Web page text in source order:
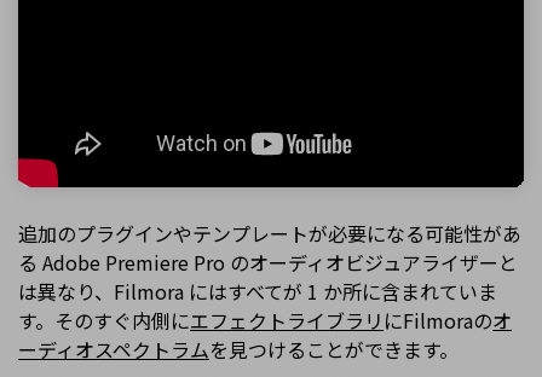
追加のプラグインやテンプレートが必要になる可能性があ
る Adobe Premiere Pro のオーディオビジュアライザーと
は異なり、Filmora にはすべてが 1 か所に含まれていま
す。そのすぐ内側にエフェクトライブラリ にFilmoraのオ
ーディオスペクトラムを見つけることができます。